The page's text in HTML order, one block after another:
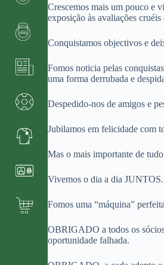
Crescemos mais um pouco e
exposição às avaliações
Conquistamos objectivos e
Fomos noticia pelas
uma forma derrubada e
Despedido-nos de amigos e
Jubilamos em felicidade com
Mas o mais importante de
Vivemos o dia a dia
Fomos uma “máquina”
OBRIGADO a todos os
oportunidade falhada.